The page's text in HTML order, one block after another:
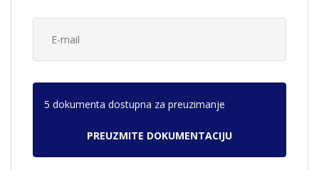
5 dokumenta dostupna za preuzimanje